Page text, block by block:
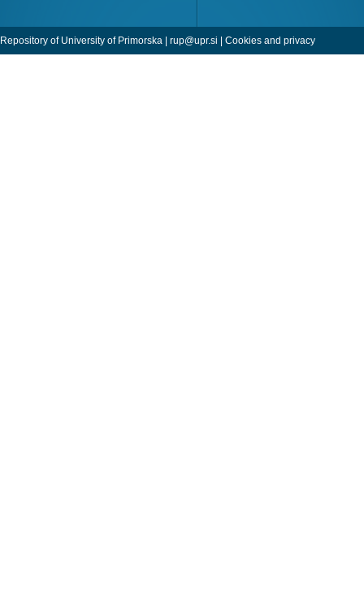
Repository of University of Primorska | rup@upr.si | Cookies and privacy